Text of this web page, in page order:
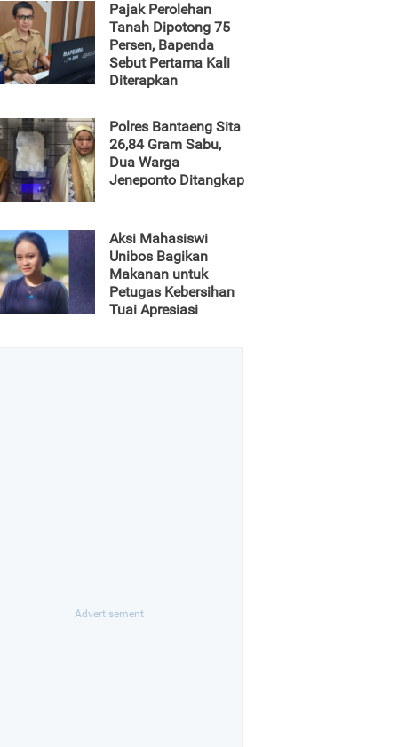
Pajak Perolehan
Tanah Dipotong 75
Persen, Bapenda
Sebut Pertama Kali
Diterapkan
Polres Bantaeng Sita
26,84 Gram Sabu,
Dua Warga
Jeneponto Ditangkap
Aksi Mahasiswi
Unibos Bagikan
Makanan untuk
Petugas Kebersihan
Tuai Apresiasi